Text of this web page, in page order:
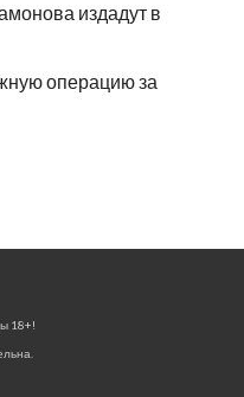
издадут в
операцию за
18+!